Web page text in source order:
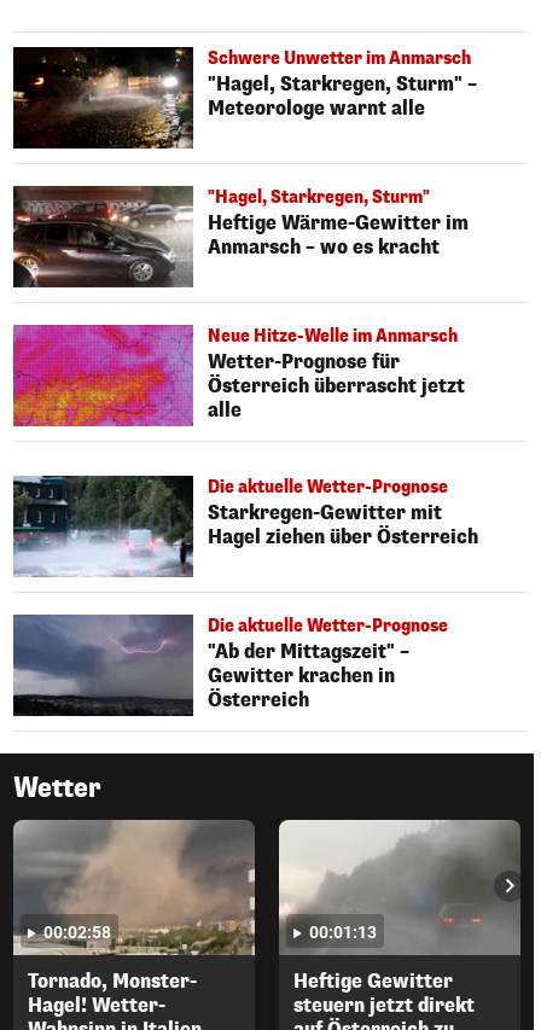
Schwere Unwetter im Anmarsch
"Hagel, Starkregen, Sturm" –
Meteorologe warnt alle
"Hagel, Starkregen, Sturm"
Heftige Wärme-Gewitter im
Anmarsch – wo es kracht
Neue Hitze-Welle im Anmarsch
Wetter-Prognose für
Österreich überrascht jetzt
alle
Die aktuelle Wetter-Prognose
Starkregen-Gewitter mit
Hagel ziehen über Österreich
Die aktuelle Wetter-Prognose
"Ab der Mittagszeit" –
Gewitter krachen in
Österreich
Wetter
00:02:58
Tornado, Monster-
Hagel! Wetter-
00:01:13
Heftige Gewitter
steuern jetzt direkt